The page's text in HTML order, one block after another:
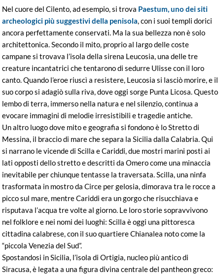
Nel cuore del Cilento, ad esempio, si trova Paestum, uno dei siti
archeologici più suggestivi della penisola, con i suoi templi dorici
ancora perfettamente conservati. Ma la sua bellezza non è solo
architettonica. Secondo il mito, proprio al largo delle coste
campane si trovava l’isola della sirena Leucosia, una delle tre
creature incantatrici che tentarono di sedurre Ulisse con il loro
canto. Quando l’eroe riuscì a resistere, Leucosia si lasciò morire, e il
suo corpo si adagiò sulla riva, dove oggi sorge Punta Licosa. Questo
lembo di terra, immerso nella natura e nel silenzio, continua a
evocare immagini di melodie irresistibili e tragedie antiche.
Un altro luogo dove mito e geografia si fondono è lo Stretto di
Messina, il braccio di mare che separa la Sicilia dalla Calabria. Qui
si narrano le vicende di Scilla e Cariddi, due mostri marini posti ai
lati opposti dello stretto e descritti da Omero come una minaccia
inevitabile per chiunque tentasse la traversata. Scilla, una ninfa
trasformata in mostro da Circe per gelosia, dimorava tra le rocce a
picco sul mare, mentre Cariddi era un gorgo che risucchiava e
risputava l’acqua tre volte al giorno. Le loro storie sopravvivono
nel folklore e nei nomi dei luoghi: Scilla è oggi una pittoresca
cittadina calabrese, con il suo quartiere Chianalea noto come la
“piccola Venezia del Sud”.
Spostandosi in Sicilia, l’isola di Ortigia, nucleo più antico di
Siracusa, è legata a una figura divina centrale del pantheon greco: